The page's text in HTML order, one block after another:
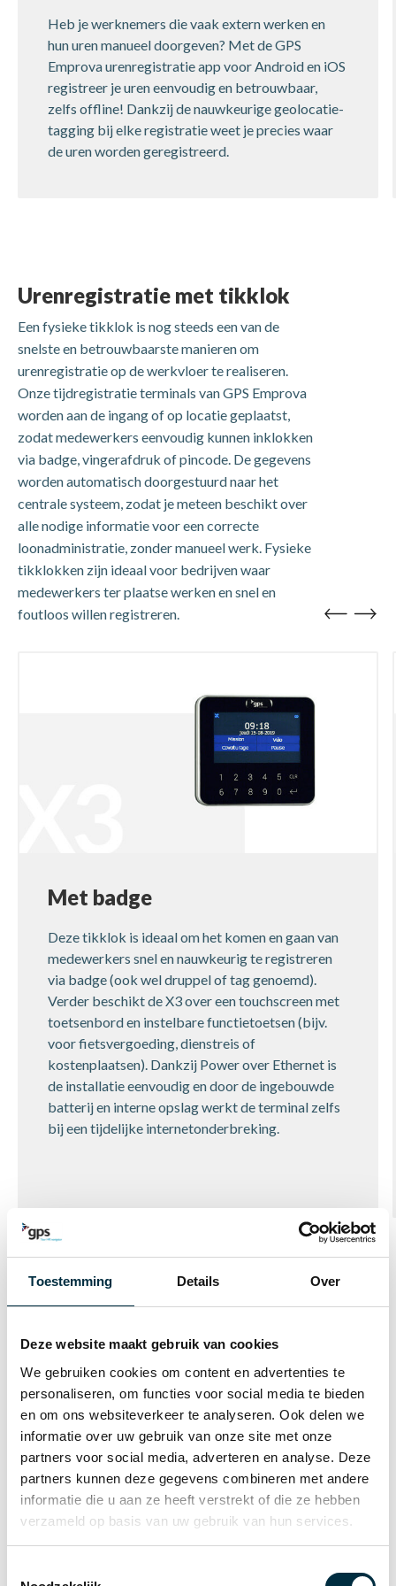
Toestemming Details Over
Deze website maakt gebruik van cookies
We gebruiken cookies om content en advertenties te
personaliseren, om functies voor social media te bieden
en om ons websiteverkeer te analyseren. Ook delen we
informatie over uw gebruik van onze site met onze
partners voor social media, adverteren en analyse. Deze
partners kunnen deze gegevens combineren met andere
informatie die u aan ze heeft verstrekt of die ze hebben
verzameld op basis van uw gebruik van hun services.
Heb je werknemers die vaak extern werken en
hun uren manueel doorgeven? Met de GPS
Emprova urenregistratie app voor Android en iOS
registreer je uren eenvoudig en betrouwbaar,
zelfs offline! Dankzij de nauwkeurige geolocatie-
tagging bij elke registratie weet je precies waar
de uren worden geregistreerd.
Urenregistratie met tikklok
Een fysieke tikklok is nog steeds een van de
snelste en betrouwbaarste manieren om
urenregistratie op de werkvloer te realiseren.
Onze tijdregistratie terminals van GPS Emprova
worden aan de ingang of op locatie geplaatst,
zodat medewerkers eenvoudig kunnen inklokken
via badge, vingerafdruk of pincode. De gegevens
worden automatisch doorgestuurd naar het
centrale systeem, zodat je meteen beschikt over
alle nodige informatie voor een correcte
loonadministratie, zonder manueel werk. Fysieke
tikklokken zijn ideaal voor bedrijven waar
medewerkers ter plaatse werken en snel en
foutloos willen registreren.
Met badge
Deze tikklok is ideaal om het komen en gaan van
medewerkers snel en nauwkeurig te registreren
via badge (ook wel druppel of tag genoemd).
Verder beschikt de X3 over een touchscreen met
toetsenbord en instelbare functietoetsen (bijv.
voor fietsvergoeding, dienstreis of
kostenplaatsen). Dankzij Power over Ethernet is
de installatie eenvoudig en door de ingebouwde
batterij en interne opslag werkt de terminal zelfs
bij een tijdelijke internetonderbreking.
prev next
Tevreden klanten
PRODUCTIE
MCC VERSTRAETE
“ Dankzij GPS besparen we tijd, vermijden we
fouten en houden we grip op 550 medewerkers.”
550 medewerkers
Personeelsplanning, Tijdregistratie, Toegangscontrole